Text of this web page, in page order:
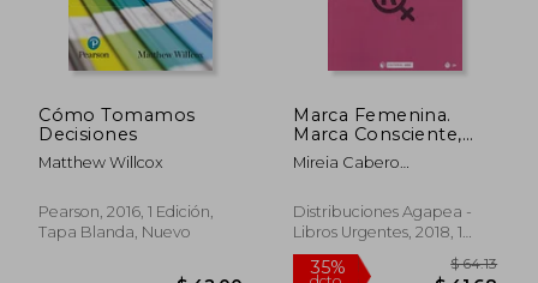
Cómo Tomamos
Decisiones
Matthew Willcox
Pearson, 2016, 1 Edición,
Tapa Blanda, Nuevo
Marca Femenina.
Marca Consciente,
Marca Auténtica
(Manuales)
Mireia Cabero
Molina
Distribuciones Agapea -
Libros Urgentes, 2018, 1
Edición, Tapa Blanda,
Nuevo